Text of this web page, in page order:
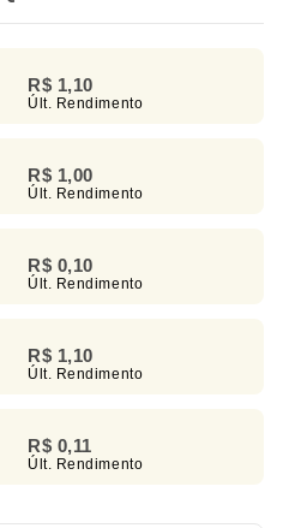
R$ 1,10
Últ. Rendimento
R$ 1,00
Últ. Rendimento
R$ 0,10
Últ. Rendimento
R$ 1,10
Últ. Rendimento
R$ 0,11
Últ. Rendimento